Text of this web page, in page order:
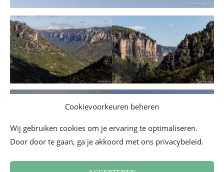
Cookievoorkeuren beheren
Wij gebruiken cookies om je ervaring te optimaliseren.
Door door te gaan, ga je akkoord met ons privacybeleid.